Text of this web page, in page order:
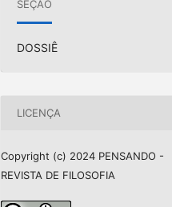
SEÇÃO
DOSSIÊ
LICENÇA
Copyright (c) 2024 PENSANDO -
REVISTA DE FILOSOFIA